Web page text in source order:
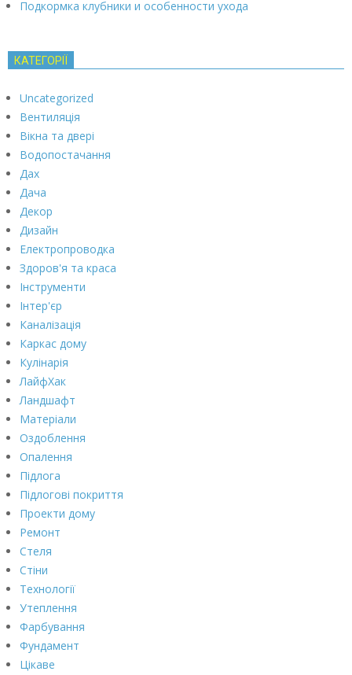
Подкормка клубники и особенности ухода
КАТЕГОРІЇ
Uncategorized
Вентиляція
Вікна та двері
Водопостачання
Дах
Дача
Декор
Дизайн
Електропроводка
Здоров'я та краса
Інструменти
Інтер'єр
Каналізація
Каркас дому
Кулінарія
ЛайфХак
Ландшафт
Матеріали
Оздоблення
Опалення
Підлога
Підлогові покриття
Проекти дому
Ремонт
Стеля
Стіни
Технології
Утеплення
Фарбування
Фундамент
Цікаве